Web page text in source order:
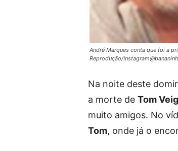
André Marques conta que foi a
Reprodução/
Na noite deste
a morte de Tom
muito amigos. No
Tom, onde já o